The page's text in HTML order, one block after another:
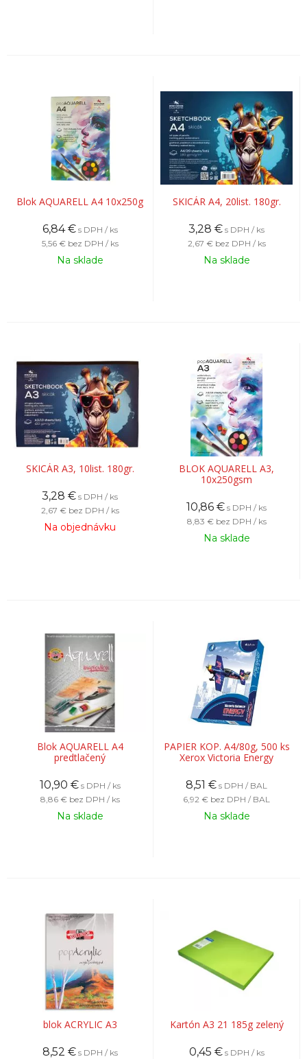
Blok AQUARELL A4 10x250g
6,84 € s DPH / ks
5,56 € bez DPH / ks
Na sklade
SKICÁR A4, 20list. 180gr.
3,28 € s DPH / ks
2,67 € bez DPH / ks
Na sklade
SKICÁR A3, 10list. 180gr.
3,28 € s DPH / ks
2,67 € bez DPH / ks
Na objednávku
BLOK AQUARELL A3,
10x250gsm
10,86 € s DPH / ks
8,83 € bez DPH / ks
Na sklade
Blok AQUARELL A4
predtlačený
10,90 € s DPH / ks
8,86 € bez DPH / ks
Na sklade
PAPIER KOP. A4/80g, 500 ks
Xerox Victoria Energy
8,51 € s DPH / BAL
6,92 € bez DPH / BAL
Na sklade
blok ACRYLIC A3
8,52 € s DPH / ks
Kartón A3 21 185g zelený
0,45 € s DPH / ks